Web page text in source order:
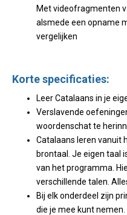
Met videofragmenten
alsmede een opname
vergelijken
Korte specificaties:
Leer Catalaans in je
Verslavende
woordenschat te
Catalaans leren vanuit
brontaal. Je eigen taal
van het programma.
verschillende talen.
Bij elk onderdeel zijn
die je mee kunt nemen.